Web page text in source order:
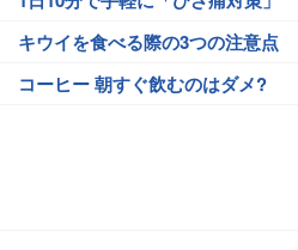
キウイを食べる際の3つの注意点
コーヒー 朝すぐ飲むのはダメ?